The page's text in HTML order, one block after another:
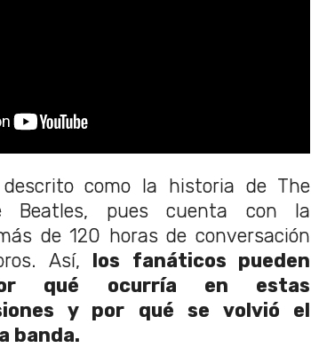
como la historia de The
Beatles, pues cuenta con la
de 120 horas de conversación
Así, los fanáticos pueden
qué ocurría en estas
y por qué se volvió el
banda.